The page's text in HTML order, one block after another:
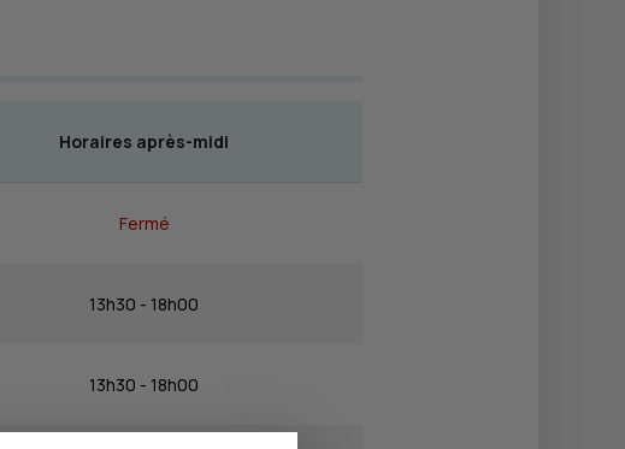
Horaires après-midi
Fermé
13h30 - 18h00
13h30 - 18h00